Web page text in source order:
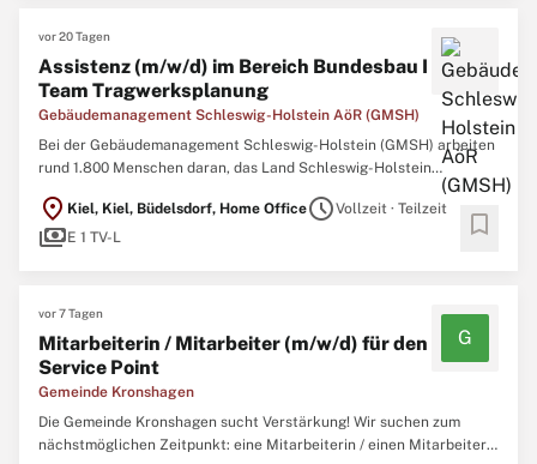
vor 20 Tagen
Assistenz (m/w/d) im Bereich Bundesbau I
Team Tragwerksplanung
Gebäudemanagement Schleswig-Holstein AöR (GMSH)
Bei der Gebäudemanagement Schleswig-Holstein (GMSH) arbeiten
rund 1.800 Menschen daran, das Land Schleswig-Holstein
Beschaffen und zukunftsfähiges Bewirtschaften öffentlicher
Gebäude. Unser Anspruch: Prozesse und Lösungen kontinuierlich
location_on Kiel, Kiel, Büdelsdorf, Home OfficescheduleVollzeit · Teilzeit
paymentsE 1 TV-L bookmark
vor 7 Tagen
Mitarbeiterin / Mitarbeiter (m/w/d) für den
Service Point
Gemeinde Kronshagen
G
Die Gemeinde Kronshagen sucht Verstärkung! Wir suchen zum
nächstmöglichen Zeitpunkt: eine Mitarbeiterin / einen Mitarbeiter